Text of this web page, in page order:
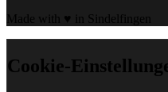
Made with ♥ in Sindelfingen
Cookie-